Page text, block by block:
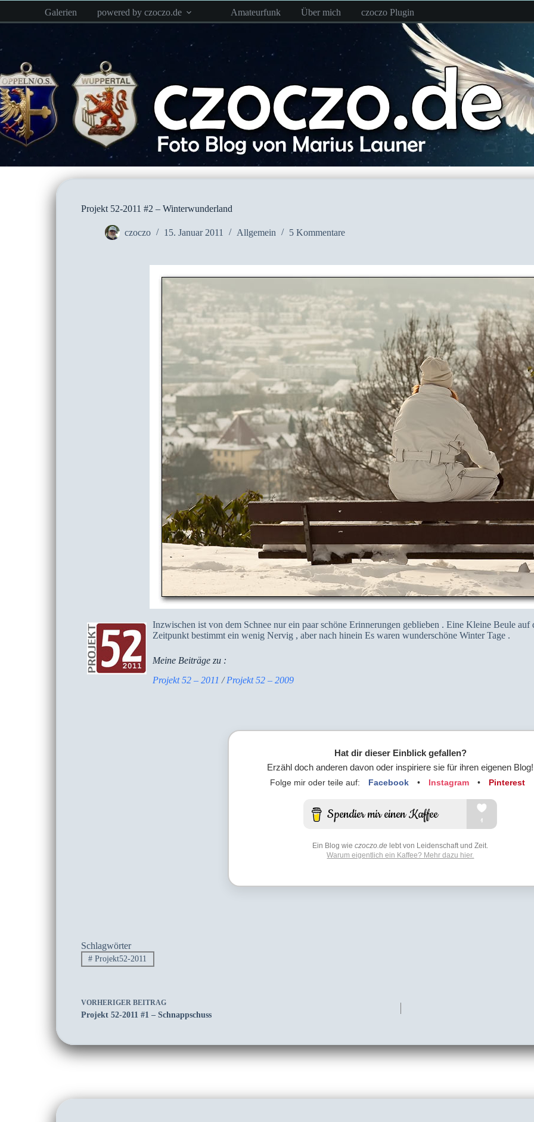
springen
Galerien powered by czoczo.de Amateurfunk Über mich czoczo Plugin
Projekt 52-2011 #2 – Winterwunderland
czoczo 15. Januar 2011 Allgemein 5 Kommentare
Inzwischen ist von dem Schnee nur ein paar schöne Erinnerungen geblieben . Eine Kleine Beule
Zeitpunkt bestimmt ein wenig Nervig , aber nach hinein Es waren wunderschöne Winter Tage .
Meine Beiträge zu :
Projekt 52 – 2011 /Projekt 52 – 2009
Hat dir dieser Einblick gefallen?
Erzähl doch anderen davon oder inspiriere sie für ihren eigenen Blog!
Folge mir oder teile auf: Facebook • Instagram • Pinterest
Ein Blog wieczoczo.de lebt von Leidenschaft und Zeit.
Warum eigentlich ein Kaffee? Mehr dazu hier.
Schlagwörter
# Projekt52-2011
VORHERIGER BEITRAG
Projekt 52-2011 #1 – Schnappschuss